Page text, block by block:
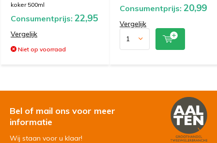
koker 500ml
Consumentprijs: 22,95
Vergelijk
Niet op voorraad
Consumentprijs: 20,99
Vergelijk
Bel of mail ons voor meer
informatie
Wij staan voor u klaar!